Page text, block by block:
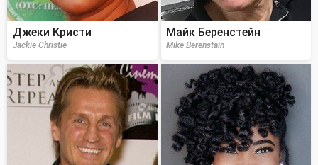
Джеки Кристи
Jackie Christie
Майк Беренстейн
Mike Berenstain